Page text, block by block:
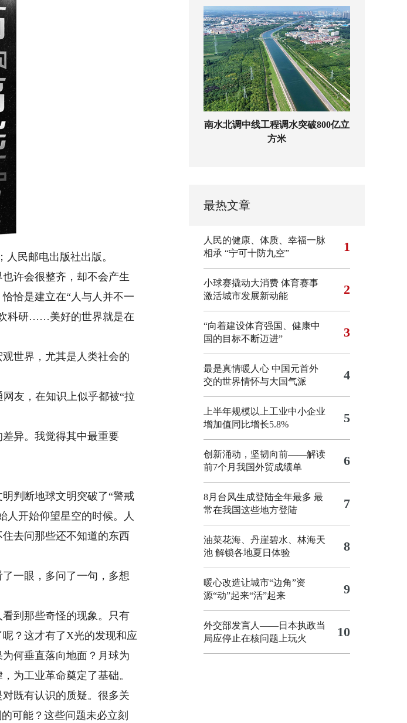
民邮电出版社出版。
许会很整齐，却不会产生
恰是建立在“人与人并不一
科研……美好的世界就是在
世界，尤其是人类社会的
友，在知识上似乎都被“拉
异。我觉得其中最重要
判断地球文明突破了“警戒
人开始仰望星空的时候。人
去问那些还不知道的东西
一眼，多问了一句，多想
到那些奇怪的现象。只有
？这才有了X光的发现和应
何垂直落向地面？月球为
为工业革命奠定了基础。
既有认识的质疑。很多关
可能？这些问题未必立刻
南水北调中线工程调水突破800亿立
方米
最热文章
人民的健康、体质、幸福一脉
相承 “宁可十防九空” 1
小球赛撬动大消费 体育赛事
激活城市发展新动能
2
“向着建设体育强国、健康中
国的目标不断迈进”
3
最是真情暖人心 中国元首外
交的世界情怀与大国气派
4
上半年规模以上工业中小企业
增加值同比增长5.8%
5
创新涌动，坚韧向前——解读
前7个月我国外贸成绩单
6
8月台风生成登陆全年最多 最
常在我国这些地方登陆
7
油菜花海、丹崖碧水、林海天
池 解锁各地夏日体验
8
暖心改造让城市“边角”资
源“动”起来“活”起来
9
外交部发言人——日本执政当
局应停止在核问题上玩火
10